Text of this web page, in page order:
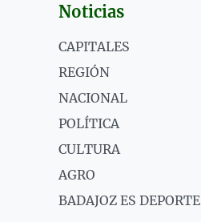
Noticias
CAPITALES
REGIÓN
NACIONAL
POLÍTICA
CULTURA
AGRO
BADAJOZ ES DEPORTE